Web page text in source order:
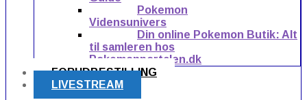
Pokemon
Vidensunivers
Din online Pokemon Butik: Alt
til samleren hos
Pokemonportalen.dk
FORUDBESTILLING
LIVESTREAM